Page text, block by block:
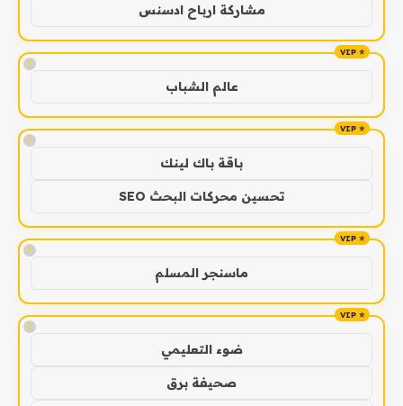
مشاركة ارباح ادسنس
!
عالم الشباب
!
باقة باك لينك
تحسين محركات البحث SEO
!
ماسنجر المسلم
!
ضوء التعليمي
صحيفة برق